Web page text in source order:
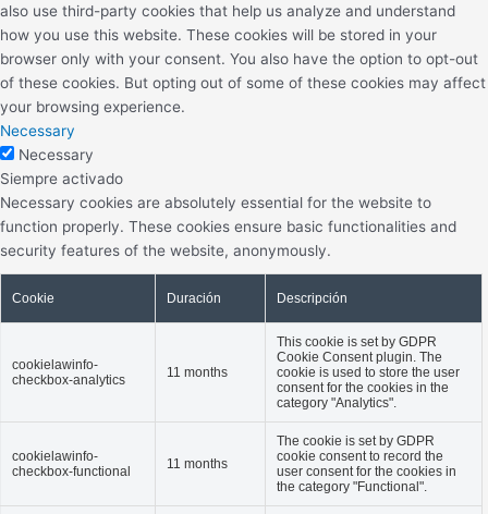
also use third-party cookies that help us analyze and understand
how you use this website. These cookies will be stored in your
browser only with your consent. You also have the option to opt-out
of these cookies. But opting out of some of these cookies may affect
your browsing experience.
Necessary
Necessary
Siempre activado
Necessary cookies are absolutely essential for the website to
function properly. These cookies ensure basic functionalities and
security features of the website, anonymously.
Cookie Duración Descripción
cookielawinfo-
checkbox-analytics
11 months
This cookie is set by GDPR
Cookie Consent plugin. The
cookie is used to store the user
consent for the cookies in the
category "Analytics".
cookielawinfo-
checkbox-functional
11 months
The cookie is set by GDPR
cookie consent to record the
user consent for the cookies in
the category "Functional".